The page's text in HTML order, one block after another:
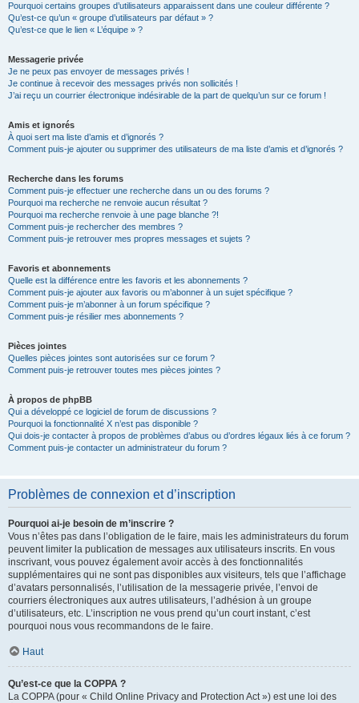
Pourquoi certains groupes d’utilisateurs apparaissent dans une couleur différente ?
Qu’est-ce qu’un « groupe d’utilisateurs par défaut » ?
Qu’est-ce que le lien « L’équipe » ?
Messagerie privée
Je ne peux pas envoyer de messages privés !
Je continue à recevoir des messages privés non sollicités !
J’ai reçu un courrier électronique indésirable de la part de quelqu’un sur ce forum !
Amis et ignorés
À quoi sert ma liste d’amis et d’ignorés ?
Comment puis-je ajouter ou supprimer des utilisateurs de ma liste d’amis et d’ignorés ?
Recherche dans les forums
Comment puis-je effectuer une recherche dans un ou des forums ?
Pourquoi ma recherche ne renvoie aucun résultat ?
Pourquoi ma recherche renvoie à une page blanche ?!
Comment puis-je rechercher des membres ?
Comment puis-je retrouver mes propres messages et sujets ?
Favoris et abonnements
Quelle est la différence entre les favoris et les abonnements ?
Comment puis-je ajouter aux favoris ou m’abonner à un sujet spécifique ?
Comment puis-je m’abonner à un forum spécifique ?
Comment puis-je résilier mes abonnements ?
Pièces jointes
Quelles pièces jointes sont autorisées sur ce forum ?
Comment puis-je retrouver toutes mes pièces jointes ?
À propos de phpBB
Qui a développé ce logiciel de forum de discussions ?
Pourquoi la fonctionnalité X n’est pas disponible ?
Qui dois-je contacter à propos de problèmes d’abus ou d’ordres légaux liés à ce forum ?
Comment puis-je contacter un administrateur du forum ?
Problèmes de connexion et d’inscription
Pourquoi ai-je besoin de m’inscrire ?
Vous n’êtes pas dans l’obligation de le faire, mais les administrateurs du forum
peuvent limiter la publication de messages aux utilisateurs inscrits. En vous
inscrivant, vous pouvez également avoir accès à des fonctionnalités
supplémentaires qui ne sont pas disponibles aux visiteurs, tels que l’affichage
d’avatars personnalisés, l’utilisation de la messagerie privée, l’envoi de
courriers électroniques aux autres utilisateurs, l’adhésion à un groupe
d’utilisateurs, etc. L’inscription ne vous prend qu’un court instant, c’est
pourquoi nous vous recommandons de le faire.
Haut
Qu’est-ce que la COPPA ?
La COPPA (pour « Child Online Privacy and Protection Act ») est une loi des